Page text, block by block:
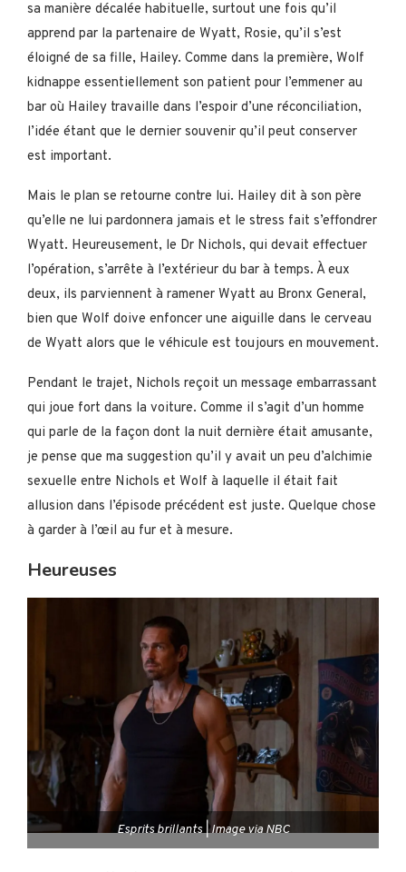
sa manière décalée habituelle, surtout une fois qu’il
apprend par la partenaire de Wyatt, Rosie, qu’il s’est
éloigné de sa fille, Hailey. Comme dans la première, Wolf
kidnappe essentiellement son patient pour l’emmener au
bar où Hailey travaille dans l’espoir d’une réconciliation,
l’idée étant que le dernier souvenir qu’il peut conserver
est important.
Mais le plan se retourne contre lui. Hailey dit à son père
qu’elle ne lui pardonnera jamais et le stress fait s’effondrer
Wyatt. Heureusement, le Dr Nichols, qui devait effectuer
l’opération, s’arrête à l’extérieur du bar à temps. À eux
deux, ils parviennent à ramener Wyatt au Bronx General,
bien que Wolf doive enfoncer une aiguille dans le cerveau
de Wyatt alors que le véhicule est toujours en mouvement.
Pendant le trajet, Nichols reçoit un message embarrassant
qui joue fort dans la voiture. Comme il s’agit d’un homme
qui parle de la façon dont la nuit dernière était amusante,
je pense que ma suggestion qu’il y avait un peu d’alchimie
sexuelle entre Nichols et Wolf à laquelle il était fait
allusion dans l’épisode précédent est juste. Quelque chose
à garder à l’œil au fur et à mesure.
Heureuses
Esprits brillants | Image via NBC